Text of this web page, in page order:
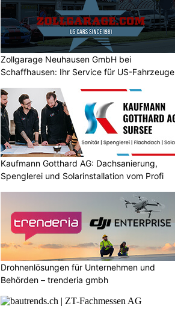
Zollgarage Neuhausen GmbH bei
Schaffhausen: Ihr Service für US-Fahrzeuge
Kaufmann Gotthard AG: Dachsanierung,
Spenglerei und Solarinstallation vom Profi
Drohnenlösungen für Unternehmen und
Behörden – trenderia gmbh